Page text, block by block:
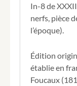
In-8 de
nerfs, pièce
l’époque).
Édition
établie en
Foucaux